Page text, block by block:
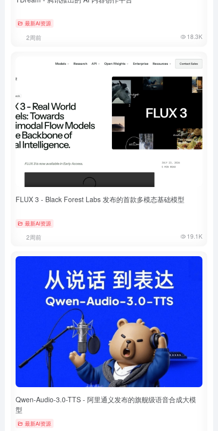
最新AI资源
2周前 18.3K
FLUX 3 - Black Forest Labs 发布的首款多模态基础模型
最新AI资源
2周前 19.1K
Qwen-Audio-3.0-TTS - 阿里通义发布的旗舰级语音合成大模
型
最新AI资源